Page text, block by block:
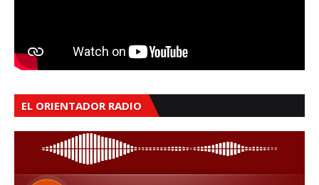
EL ORIENTADOR RADIO